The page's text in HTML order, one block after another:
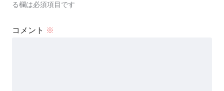
る欄は必須項目です
コメント ※